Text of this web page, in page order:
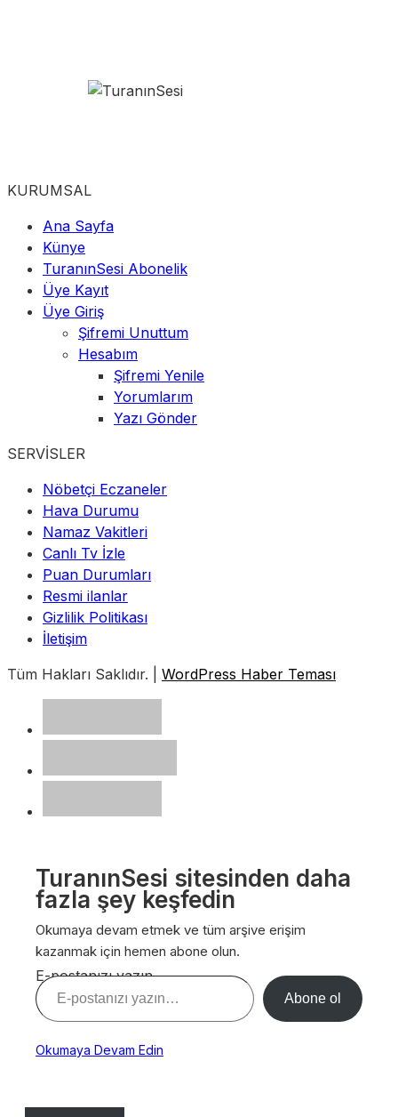
KURUMSAL
Ana Sayfa
Künye
TuranınSesi Abonelik
Üye Kayıt
Üye Giriş
Şifremi Unuttum
Hesabım
Şifremi Yenile
Yorumlarım
Yazı Gönder
SERVİSLER
Nöbetçi Eczaneler
Hava Durumu
Namaz Vakitleri
Canlı Tv İzle
Puan Durumları
Resmi ilanlar
Gizlilik Politikası
İletişim
Tüm Hakları Saklıdır. | WordPress Haber Teması
TuranınSesi sitesinden daha
fazla şey keşfedin
Okumaya devam etmek ve tüm arşive erişim
kazanmak için hemen abone olun.
E-postanızı yazın…
Abone ol
Okumaya Devam Edin